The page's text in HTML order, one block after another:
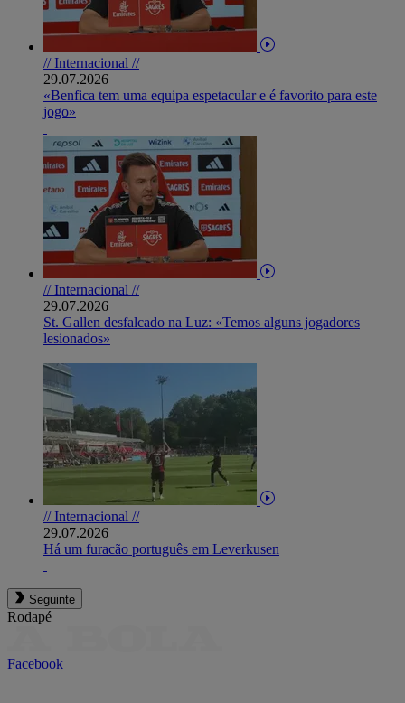
// Internacional //
29.07.2026
«Benfica tem uma equipa espetacular e é favorito para este
jogo»
// Internacional //
29.07.2026
St. Gallen desfalcado na Luz: «Temos alguns jogadores
lesionados»
// Internacional //
29.07.2026
Há um furacão português em Leverkusen
Seguinte
Rodapé
Facebook